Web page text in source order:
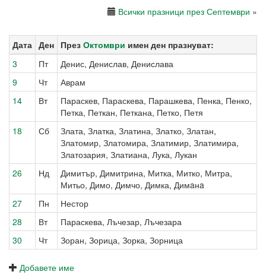
Всички празници през Септември »
Дата Ден През Октомври имен ден празнуват:
3
Пт
Денис, Денислав, Денислава
9
Чт
Аврам
14
Вт
Параскев, Параскева, Парашкева, Пенка, Пенко,
Петка, Петкан, Петкана, Петко, Петя
18
Сб
Злата, Златка, Златина, Златко, Златан,
Златомир, Златомира, Златимир, Златимира,
Златозария, Златиана, Лука, Лукан
26
Нд
Димитър, Димитрина, Митка, Митко, Митра,
Митьо, Димо, Димчо, Димка, Димaнa
27
Пн
Нестор
28
Вт
Параскева, Лъчезар, Лъчезара
30
Чт Зоран, Зорица, Зорка, Зорница
Добавете име